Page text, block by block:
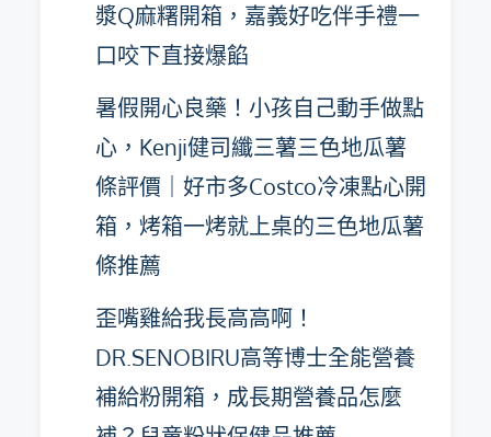
漿Q麻糬開箱，嘉義好吃伴手禮一
口咬下直接爆餡
暑假開心良藥！小孩自己動手做點
心，Kenji健司纖三薯三色地瓜薯
條評價｜好市多Costco冷凍點心開
箱，烤箱一烤就上桌的三色地瓜薯
條推薦
歪嘴雞給我長高高啊！
DR.SENOBIRU高等博士全能營養
補給粉開箱，成長期營養品怎麼